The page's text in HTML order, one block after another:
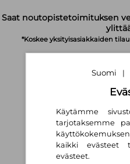
Saat noutopistetoimituksen
*Koskee yksityisasiakkaiden
Suomi |
Suomi |
Käytämme
tarjotaksemme
kaikki evästeet
evästeet.